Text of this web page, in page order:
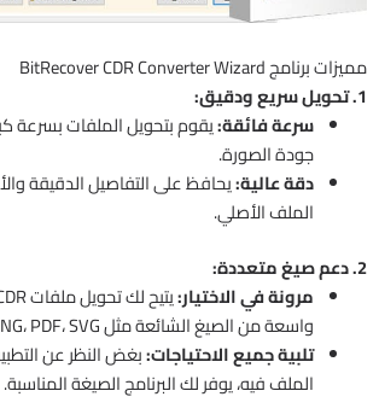
مميزات برنامج BitRecover CDR Converter Wizard
1. تحويل سريع ودقيق:
سرعة فائقة:يقوم بتحويل الملفات بسرعة
جودة الصورة.
دقة عالية:يحافظ على التفاصيل الدقيقة
الملف الأصلي.
2. دعم صيغ متعددة:
مرونة في الاختيار:
واسعة من الصيغ الشائعة مثل JPG، PNG، PDF، SVG وغيرها.
تلبية جميع الاحتياجات:بغض النظر عن
الملف فيه، يوفر لك البرنامج الصيغة المناسبة.